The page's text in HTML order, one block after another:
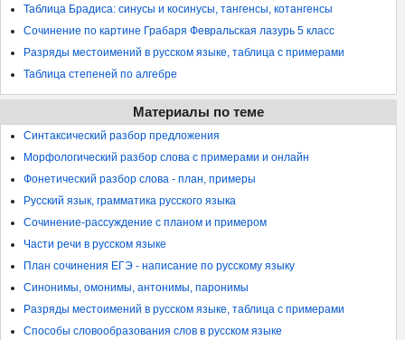
Таблица Брадиса: синусы и косинусы, тангенсы, котангенсы
Сочинение по картине Грабаря Февральская лазурь 5 класс
Разряды местоимений в русском языке, таблица с примерами
Таблица степеней по алгебре
Материалы по теме
Синтаксический разбор предложения
Морфологический разбор слова с примерами и онлайн
Фонетический разбор слова - план, примеры
Русский язык, грамматика русского языка
Сочинение-рассуждение с планом и примером
Части речи в русском языке
План сочинения ЕГЭ - написание по русскому языку
Синонимы, омонимы, антонимы, паронимы
Разряды местоимений в русском языке, таблица с примерами
Способы словообразования слов в русском языке